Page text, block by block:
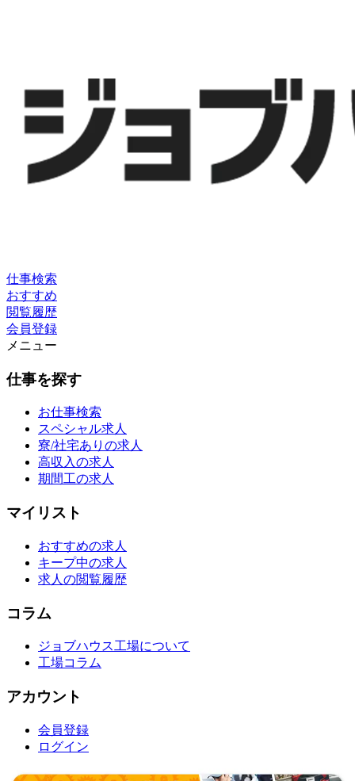
仕事検索
おすすめ
閲覧履歴
会員登録
メニュー
仕事を探す
お仕事検索
スペシャル求人
寮/社宅ありの求人
高収入の求人
期間工の求人
マイリスト
おすすめの求人
キープ中の求人
求人の閲覧履歴
コラム
ジョブハウス工場について
工場コラム
アカウント
会員登録
ログイン